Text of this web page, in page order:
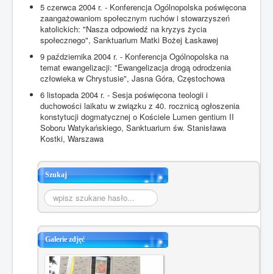
5 czerwca 2004 r. - Konferencja Ogólnopolska poświęcona
zaangażowaniom społecznym ruchów i stowarzyszeń
katolickich: "Nasza odpowiedź na kryzys życia
społecznego", Sanktuarium Matki Bożej Łaskawej
9 października 2004 r. - Konferencja Ogólnopolska na
temat ewangelizacji: "Ewangelizacja drogą odrodzenia
człowieka w Chrystusie", Jasna Góra, Częstochowa
6 listopada 2004 r. - Sesja poświęcona teologii i
duchowości laikatu w związku z 40. rocznicą ogłoszenia
konstytucji dogmatycznej o Kościele Lumen gentium II
Soboru Watykańskiego, Sanktuarium św. Stanisława
Kostki, Warszawa
Szukaj
Szukaj...
Galerie zdjęć